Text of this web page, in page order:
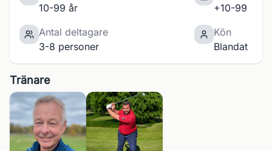
10-99 år
+10-99
Antal deltagare
3-8 personer
Kön
Blandat
Tränare